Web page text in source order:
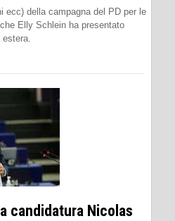
ecc) della campagna del PD per le
Elly Schlein ha presentato
estera.
candidatura Nicolas